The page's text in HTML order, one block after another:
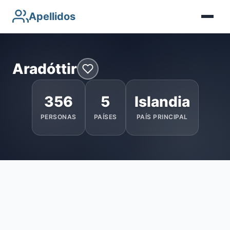
Apellidos
Aradóttir
356
PERSONAS
5
PAÍSES
Islandia
PAÍS PRINCIPAL